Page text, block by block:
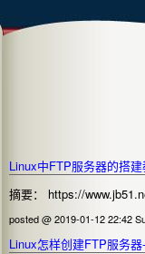
Linux中FTP服务器的搭
摘要： https://
posted @ 2019-01-12 22:42
Linux怎样创建FTP服务